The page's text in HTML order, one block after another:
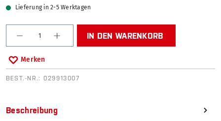
Lieferung in 2-5 Werktagen
Produkt Anzahl: Gib den gewünschten Wert ein
IN DEN WARENKORB
Merken
BEST.-NR.: 029913007
Beschreibung